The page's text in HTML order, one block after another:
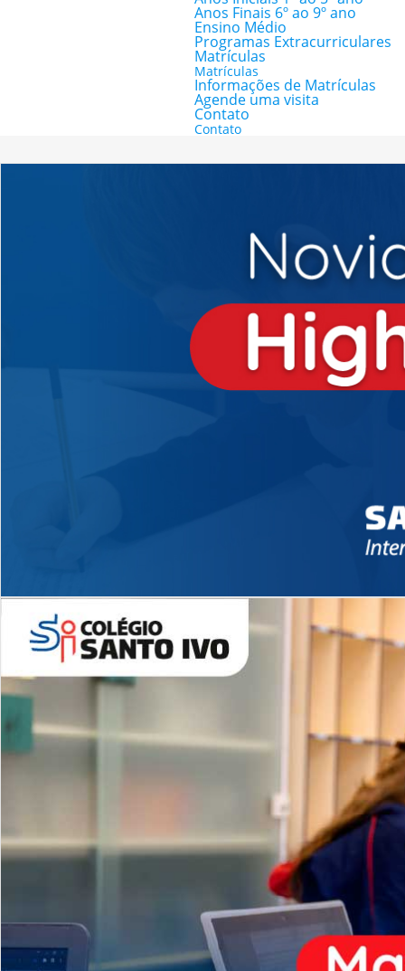
Anos Finais 6º ao 9º ano
Ensino Médio
Programas Extracurriculares
Matrículas
Matrículas
Informações de Matrículas
Agende uma visita
Contato
Contato
Novidades 2026 High School
EDUCAÇÃO INFANTIL
Inglês todos os dias
MÉDIO
igh School
Dupla Diplomação